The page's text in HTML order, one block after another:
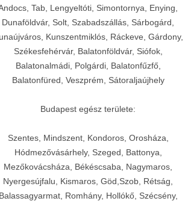
AI hirdetési automatizálás
Masszív konstrukció megbízható
teljesítményhez.
chef-iparikonyhagepek.hu
kereskedelmi tésztakeverő
Ipari hús- és sajtszeletelő gépek
professzionális élelmiszer-
előkészítéshez. Precíziós vágás
állítható vastagság beállítással.
chef-iparikonyhagepek.hu
professzionális élelmiszer szeletelő
📦 22. Vákuumozó Gép +
Kereskedelmi vákuumcsomagoló
berendezések élelmiszerek
szavatossági időt és tartsa meg a
chef-iparikonyhagepek.hu
vákuum lezáró berendezés
🎁 23. Vákuumfóliázó
+
professzionális élelmiszer-csomagolási
műveletekhez. Hatékony lezárási és
tartósítási megoldások.
chef-iparikonyhagepek.hu
🔥 24. Ipari Sütő és
Gőzpároló
+
Kereskedelmi légkeveréses sütők és
Tab, Lengyeltóti, Simontornya, Enying,
Dunaföldvár, Solt, Szabadszállás, Sárbogárd,
Kunszentmiklós, Ráckeve, Gárdony,
Székesfehérvár, Balatonföldvár, Siófok,
Balatonalmádi, Polgárdi, Balatonfűzfő,
Balatonfüred, Veszprém, Sátoraljaújhely
Budapest egész területe:
Szentes, Mindszent, Kondoros, Orosháza,
Hódmezővásárhely, Szeged, Battonya,
Mezőkovácsháza, Békéscsaba, Nagymaros,
Nyergesújfalu, Kismaros, Göd,Szob, Rétság,
Balassagyarmat, Romhány, Hollókő, Szécsény,